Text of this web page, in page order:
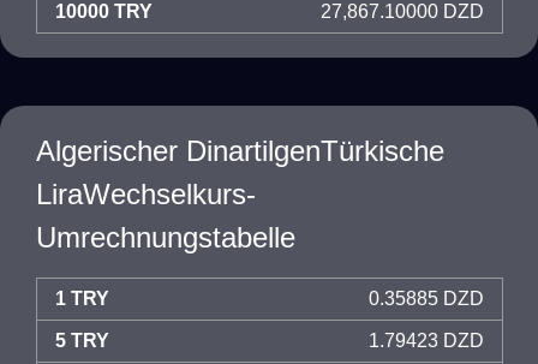
10000 TRY 27,867.10000 DZD
Algerischer DinartilgenTürkische
LiraWechselkurs-
Umrechnungstabelle
1 TRY 0.35885 DZD
5 TRY 1.79423 DZD